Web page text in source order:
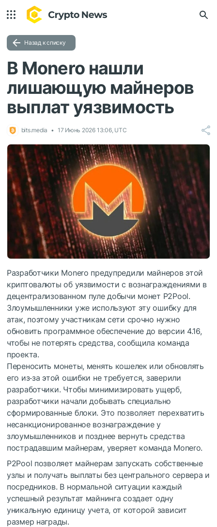
Назад к списку
В Monero нашли
лишающую майнеров
выплат уязвимость
bits.media 17 Июнь 2026 13:06, UTC
Разработчики Monero предупредили майнеров этой
криптовалюты об уязвимости с вознаграждениями в
децентрализованном пуле добычи монет P2Pool.
Злоумышленники уже используют эту ошибку для
атак, поэтому участникам сети срочно нужно
обновить программное обеспечение до версии 4.16,
чтобы не потерять средства, сообщила команда
проекта.
Переносить монеты, менять кошелек или обновлять
его из‑за этой ошибки не требуется, заверили
разработчики. Чтобы минимизировать ущерб,
разработчики начали добывать специально
сформированные блоки. Это позволяет перехватить
несанкционированное вознаграждение у
злоумышленников и позднее вернуть средства
пострадавшим майнерам, уверяет команда Monero.
P2Pool позволяет майнерам запускать собственные
узлы и получать выплаты без центрального сервера и
посредников. В нормальной ситуации каждый
успешный результат майнинга создает одну
уникальную единицу учета, от которой зависит
размер награды.